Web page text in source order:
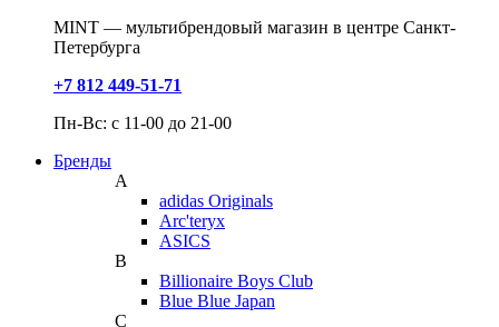
MINT — мультибрендовый магазин в центре Санкт-
Петербурга
+7 812 449-51-71
Пн-Вс: с 11-00 до 21-00
Бренды
A
adidas Originals
Arc'teryx
ASICS
B
Billionaire Boys Club
Blue Blue Japan
C